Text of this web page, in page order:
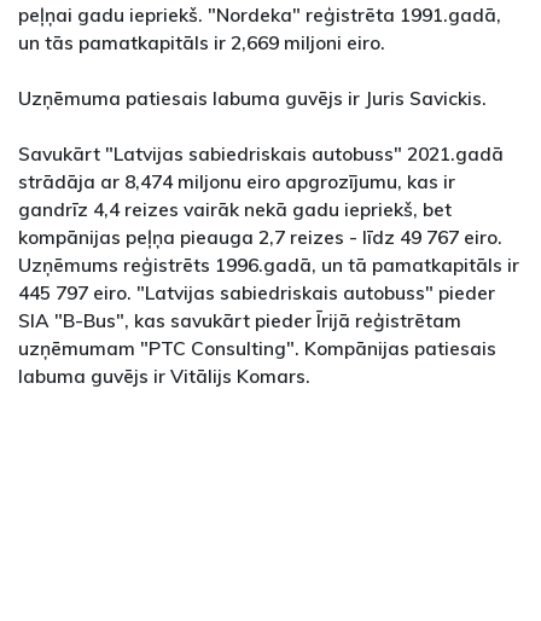
peļņai gadu iepriekš. "Nordeka" reģistrēta 1991.gadā,
un tās pamatkapitāls ir 2,669 miljoni eiro.
Uzņēmuma patiesais labuma guvējs ir Juris Savickis.
Savukārt "Latvijas sabiedriskais autobuss" 2021.gadā
strādāja ar 8,474 miljonu eiro apgrozījumu, kas ir
gandrīz 4,4 reizes vairāk nekā gadu iepriekš, bet
kompānijas peļņa pieauga 2,7 reizes - līdz 49 767 eiro.
Uzņēmums reģistrēts 1996.gadā, un tā pamatkapitāls ir
445 797 eiro. "Latvijas sabiedriskais autobuss" pieder
SIA "B-Bus", kas savukārt pieder Īrijā reģistrētam
uzņēmumam "PTC Consulting". Kompānijas patiesais
labuma guvējs ir Vitālijs Komars.